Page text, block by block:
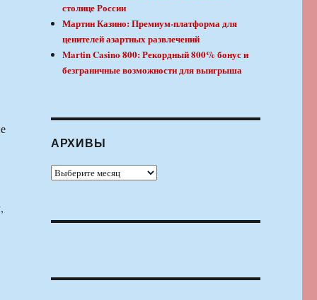
столице России
Мартин Казино: Премиум-платформа для
ценителей азартных развлечений
Martin Casino 800: Рекордный 800% бонус и
безграничные возможности для выигрыша
АРХИВЫ
Архивы